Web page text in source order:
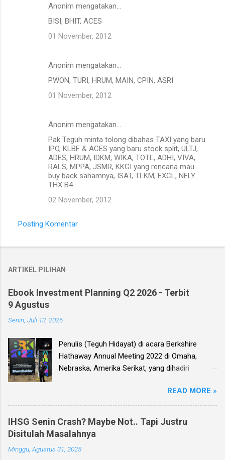
Anonim mengatakan…
BISI, BHIT, ACES
01 November, 2012
Anonim mengatakan…
PWON, TURI, HRUM, MAIN, CPIN, ASRI
01 November, 2012
Anonim mengatakan…
Pak Teguh minta tolong dibahas TAXI yang baru
IPO, KLBF & ACES yang baru stock split, ULTJ,
ADES, HRUM, IDKM, WIKA, TOTL, ADHI, VIVA,
RALS, MPPA, JSMR, KKGI yang rencana mau
buy back sahamnya, ISAT, TLKM, EXCL, NELY..
THX B4
02 November, 2012
Posting Komentar
ARTIKEL PILIHAN
Ebook Investment Planning Q2 2026 - Terbit
9 Agustus
Senin, Juli 13, 2026
Penulis (Teguh Hidayat) di acara Berkshire
Hathaway Annual Meeting 2022 di Omaha,
Nebraska, Amerika Serikat, yang dihadiri
Buffett dan mitranya Alm. Charlie Munger. Dear
investor, seperti biasa setiap kuartal alias tiga
bulan sekali, penulis membuat Ebook
Investment Planning (EIP, dengan format PDF)
yang berisi kumpulan analisis fundamental
saham-saham pilihan di Bursa Efek Indonesia
READ MORE »
IHSG Senin Crash? Maybe Not.. Tapi Justru
Disitulah Masalahnya
Minggu, Agustus 31, 2025